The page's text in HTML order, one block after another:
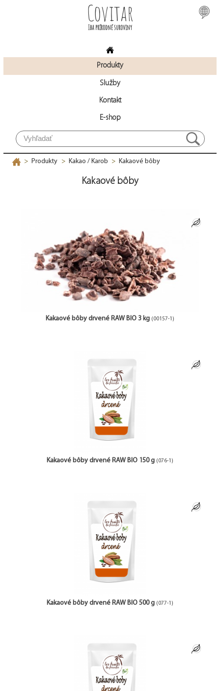
Covitar
Iba prírodné suroviny
Produkty
Služby
Kontakt
E-shop
> Produkty > Kakao / Karob > Kakaové bôby
Kakaové bôby
Kakaové bôby drvené RAW BIO 3 kg (00157-1)
Kakaové bôby drvené RAW BIO 150 g (076-1)
Kakaové bôby drvené RAW BIO 500 g (077-1)